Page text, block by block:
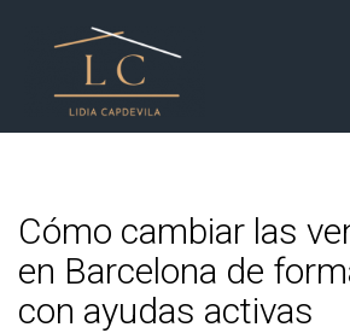
Cómo cambiar las
en Barcelona de
con ayudas activas